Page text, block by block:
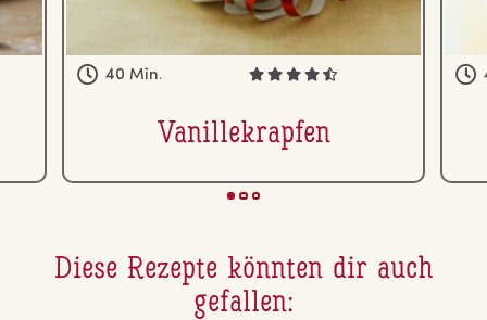
40 Min.
Va­nil­le­krap­fen
Diese Rezepte könnten dir auch
gefallen: